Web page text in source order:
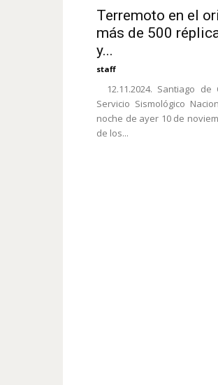
Terremoto en el
más de 500
y...
staff
12.11.2024. Santiago de
Servicio Sismológico
noche de ayer 10 de
de los...